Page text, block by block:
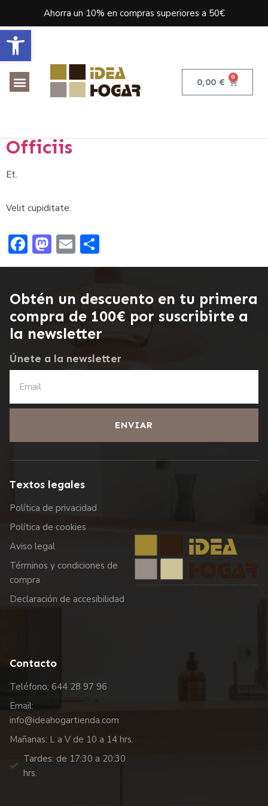
Abrir barra de herramientas
Ahorra un 10% en compras superiores a 50€
0,00 € 0
Assumenda Rerum
Officiis
Et.
Velit cupiditate.
Facebook
Mastodon
Email
Obtén un descuento en tu primera
compra de 100€ por suscribirte a
la newsletter
Únete a la newsletter
ENVIAR
Textos legales
Política de privacidad
Política de cookies
Aviso legal
Términos y condiciones de
compra
Declaración de accesibilidad
Contacto
Teléfono: 644 28 97 96
Email:
info@ideahogartienda.com
Mañanas: L a V de 10 a 14 hrs.
Tardes: de 17:30 a 20:30
hrs.